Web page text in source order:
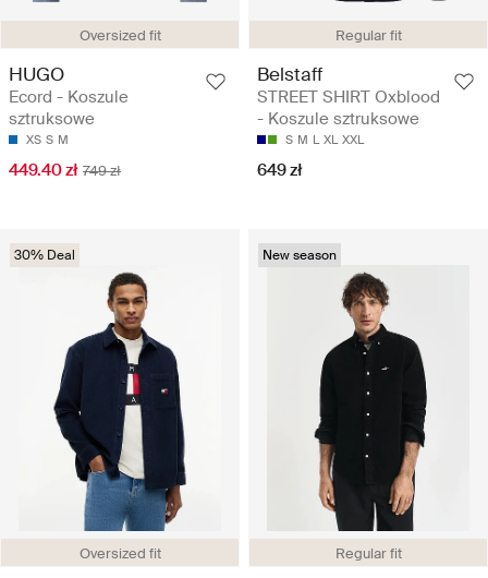
Oversized fit
HUGO
Ecord - Koszule
sztruksowe
XS S M
449.40 zł 749 zł
Regular fit
Belstaff
STREET SHIRT Oxblood
- Koszule sztruksowe
S M L XL XXL
649 zł
Oversized fit
30% Deal
Regular fit
New season